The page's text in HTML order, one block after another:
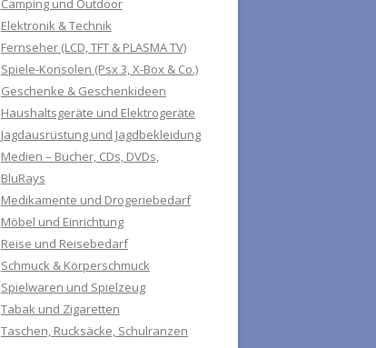
Camping und Outdoor
Elektronik & Technik
Fernseher (LCD, TFT & PLASMA TV)
Spiele-Konsolen (Psx 3, X-Box & Co.)
Geschenke & Geschenkideen
Haushaltsgeräte und Elektrogeräte
Jagdausrüstung und Jagdbekleidung
Medien – Bücher, CDs, DVDs,
BluRays
Medikamente und Drogeriebedarf
Möbel und Einrichtung
Reise und Reisebedarf
Schmuck & Körperschmuck
Spielwaren und Spielzeug
Tabak und Zigaretten
Taschen, Rucksäcke, Schulranzen